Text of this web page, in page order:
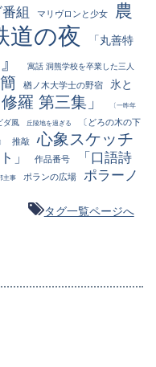
組 マリヴロンと少女
農
道の夜
「丸善特
寓話 洞熊学校を卒業した三人
楢ノ木大学士の野宿
氷と
修羅 第三集」 〔一昨年
ダ風 丘陵地を過ぎる
〔どろの木の下
推敲 心象スケッチ
」 作品番号
「口語詩
主事 ポランの広場
ポラーノ
タグ一覧ページへ